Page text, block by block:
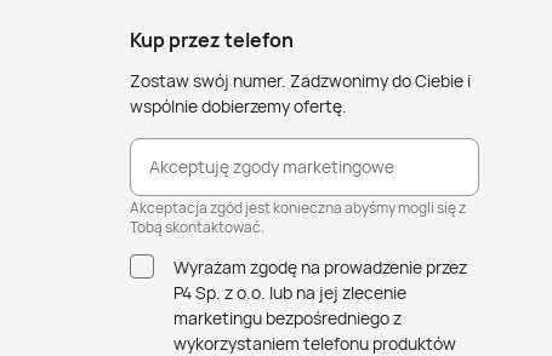
Kup przez telefon
Zostaw swój numer. Zadzwonimy do Ciebie i
wspólnie dobierzemy ofertę.
Akceptuję zgody marketingowe
Akceptacja zgód jest konieczna abyśmy mogli się z
Tobą skontaktować.
Wyrażam zgodę na prowadzenie przez
P4 Sp. z o.o. lub na jej zlecenie
marketingu bezpośredniego z
wykorzystaniem telefonu produktów